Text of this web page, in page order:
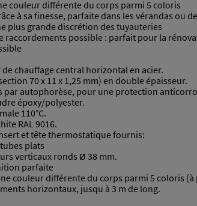
couleur différente du corps parmi 5 coloris
à sa finesse, parfaite dans les vérandas ou
plus grande discrétion des tuyauteries
raccordements possible : parfait pour la
chauffage central horizontal en acier.
70 x 11 x 1,25 mm) en double épaisseur.
par autophorèse, pour une protection
époxy/polyester.
110°C.
RAL 9016.
et tête thermostatique fournis:
plats
verticaux ronds Ø 38 mm.
parfaite
couleur différente du corps parmi 5 coloris (à
horizontaux, jusqu à 3 m de long.